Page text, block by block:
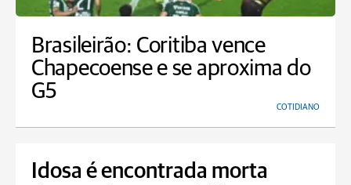
Brasileirão: Coritiba vence
Chapecoense e se aproxima do
G5
COTIDIANO
Idosa é encontrada morta